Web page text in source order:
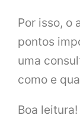
Por isso, o
pontos
uma
como e
Boa leitura!